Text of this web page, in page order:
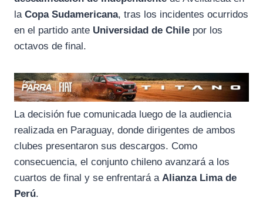
b
o
o
g
r
a
s
A
la Copa Sudamericana, tras los incidentes ocurridos
en el partido ante Universidad de Chile por los
octavos de final.
La decisión fue comunicada luego de la audiencia
realizada en Paraguay, donde dirigentes de ambos
clubes presentaron sus descargos. Como
consecuencia, el conjunto chileno avanzará a los
cuartos de final y se enfrentará a Alianza Lima de
Perú.